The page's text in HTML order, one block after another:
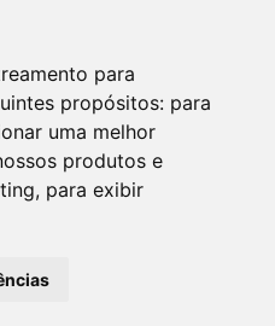
para
propósitos: para
uma melhor
produtos e
, para exibir